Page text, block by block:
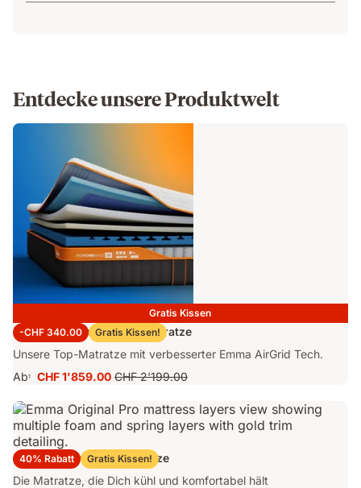
Entdecke unsere Produktwelt
Gratis Kissen
-CHF 340.00
Gratis Kissen!
Emma Performance 26 Matratze
Unsere Top-Matratze mit verbesserter Emma AirGrid Tech.
Ab1
Preis
CHF 1'859.00 Ursprünglicher
CHF 2'199.00
CHF 2'199.00
40% Rabatt Gratis Kissen!
Emma Original Pro Matratze
Die Matratze, die Dich kühl und komfortabel hält